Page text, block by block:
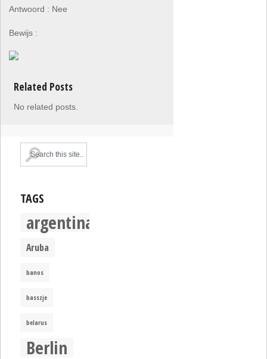
Antwoord : Nee
Bewijs :
Related Posts
No related posts.
TAGS
argentina
Aruba
banos
basszje
belarus
Berlin